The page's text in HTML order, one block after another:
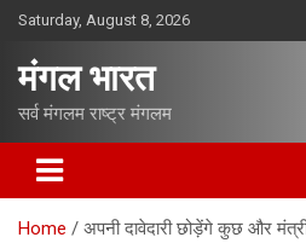
o
Saturday, August 8, 2026
मंगल भारत
सर्व मंगलम राष्ट्र मंगलम
Home अपनी दावेदारी छोड़ेंगे कुछ और